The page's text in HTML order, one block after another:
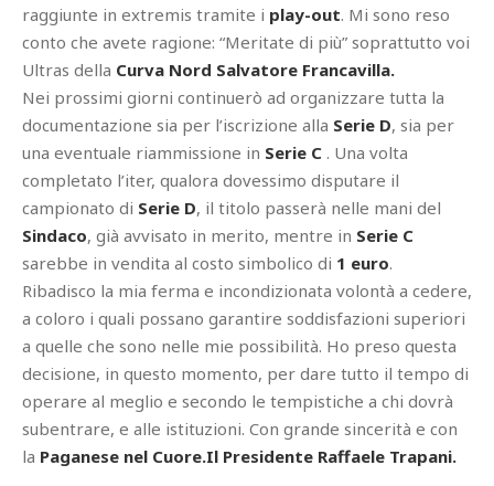
raggiunte in extremis tramite i play-out. Mi sono reso
conto che avete ragione: “Meritate di più” soprattutto voi
Ultras della Curva Nord Salvatore Francavilla.
Nei prossimi giorni continuerò ad organizzare tutta la
documentazione sia per l’iscrizione alla Serie D, sia per
una eventuale riammissione in Serie C . Una volta
completato l’iter, qualora dovessimo disputare il
campionato di Serie D, il titolo passerà nelle mani del
Sindaco, già avvisato in merito, mentre in Serie C
sarebbe in vendita al costo simbolico di 1 euro.
Ribadisco la mia ferma e incondizionata volontà a cedere,
a coloro i quali possano garantire soddisfazioni superiori
a quelle che sono nelle mie possibilità. Ho preso questa
decisione, in questo momento, per dare tutto il tempo di
operare al meglio e secondo le tempistiche a chi dovrà
subentrare, e alle istituzioni. Con grande sincerità e con
la Paganese nel Cuore.Il Presidente Raffaele Trapani.